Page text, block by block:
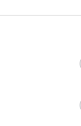
zenei
A
is